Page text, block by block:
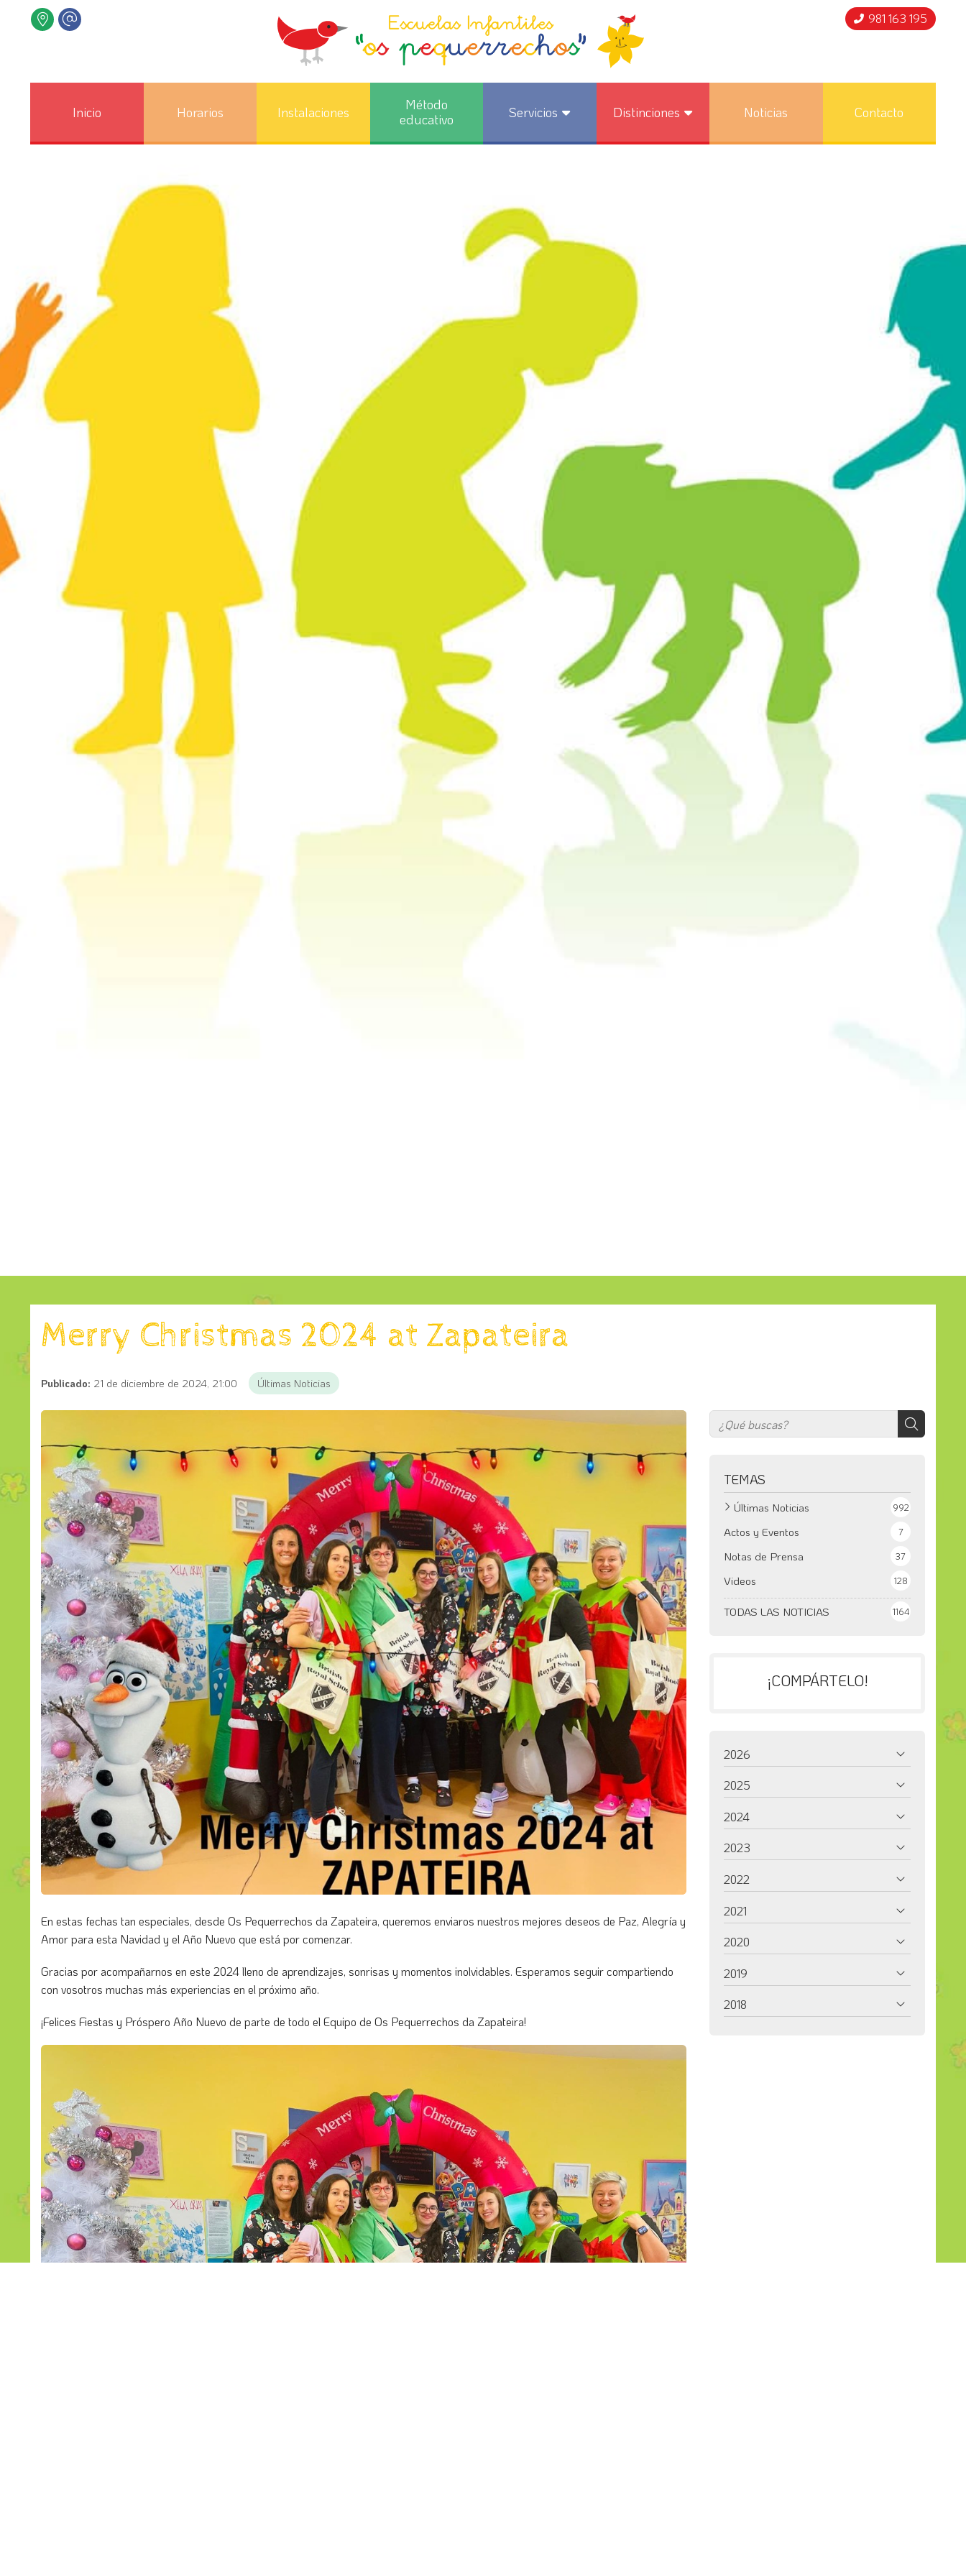
981 163 195
Inicio Horarios Instalaciones
Método
educativo
Servicios Distinciones Noticias Contacto
Merry Christmas 2024 at Zapateira
Publicado: 21 de diciembre de 2024, 21:00 Últimas Noticias
TEMAS
TODAS LAS NOTICIAS 1164
Últimas Noticias 992
Actos y Eventos 7
Notas de Prensa 37
Videos 128
En estas fechas tan especiales, desde Os Pequerrechos da Zapateira, queremos enviaros nuestros mejores deseos de Paz, Alegría y
Amor para esta Navidad y el Año Nuevo que está por comenzar.
Gracias por acompañarnos en este 2024 lleno de aprendizajes, sonrisas y momentos inolvidables. Esperamos seguir compartiendo
con vosotros muchas más experiencias en el próximo año.
¡Felices Fiestas y Próspero Año Nuevo de parte de todo el Equipo de Os Pequerrechos da Zapateira!
¡COMPÁRTELO!
2026
2025
2024
2023
2022
2021
2020
2019
2018